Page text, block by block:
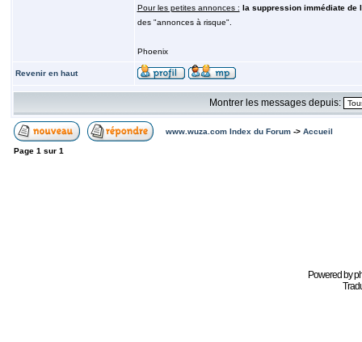
Pour les petites annonces : la suppression immédiate de
des "annonces à risque".
Phoenix
Revenir en haut
Montrer les messages depuis:
www.wuza.com Index du Forum-> Accueil
Page 1 sur 1
Powered by